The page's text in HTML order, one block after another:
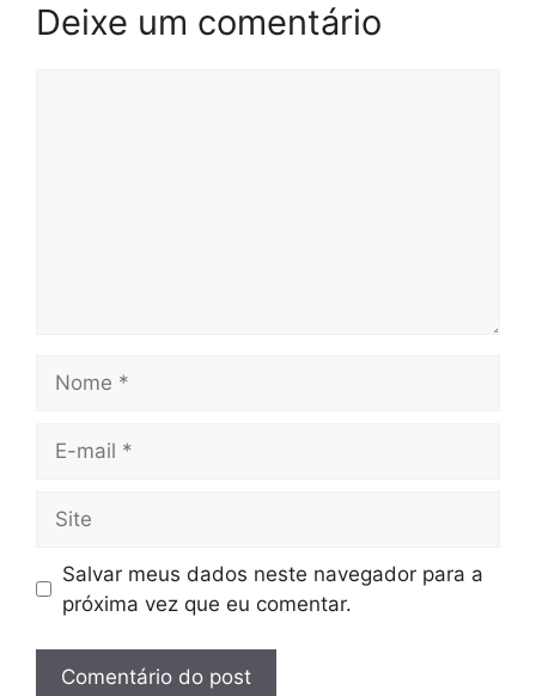
Deixe um comentário
mail
Salvar meus dados neste navegador para a
próxima vez que eu comentar.